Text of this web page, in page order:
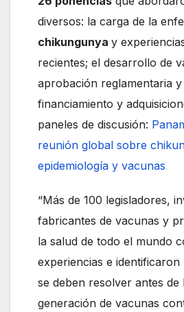
diversos: la carga de la
chikungunya y
recientes; el desarrollo de
aprobación reglamentaria
financiamiento y
paneles de discusión:
reunión global sobre
epidemiología y vacunas
“Más de 100 legisladores,
fabricantes de vacunas y
la salud de todo el mundo
experiencias e
se deben resolver antes de
generación de vacunas